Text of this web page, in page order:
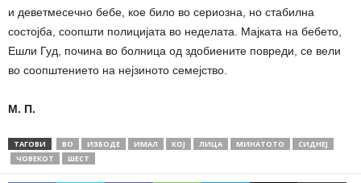
и деветмесечно бебе, кое било во сериозна, но стабилна
состојба, соопшти полицијата во неделата. Мајката на бебето,
Ешли Гуд, почина во болница од здобиените повреди, се вели
во соопштението на нејзиното семејство.
М. П.
ТАГОВИ ВО ИЗБОДЕ ИМАЛ КOJ ЛИЦА МИНАТОТО
СИДНЕЈ
ЧОВЕКОТ
ШЕСТ